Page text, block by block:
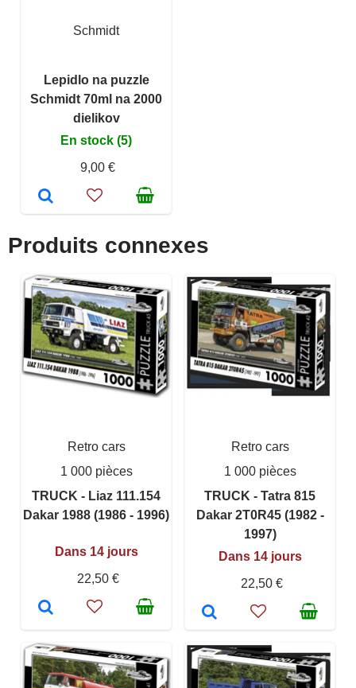
Schmidt
Lepidlo na puzzle
Schmidt 70ml na 2000
dielikov
En stock (5)
9,00 €
Produits connexes
Retro cars
1 000 pièces
TRUCK - Liaz 111.154
Dakar 1988 (1986 - 1996)
Dans 14 jours
22,50 €
Retro cars
1 000 pièces
TRUCK - Tatra 815
Dakar 2T0R45 (1982 -
1997)
Dans 14 jours
22,50 €